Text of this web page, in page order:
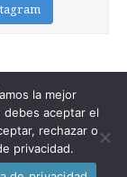
la mejor
aceptar el
rechazar o
privacidad.